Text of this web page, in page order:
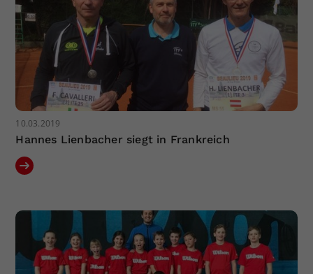
10.03.2019
Hannes Lienbacher siegt in Frankreich